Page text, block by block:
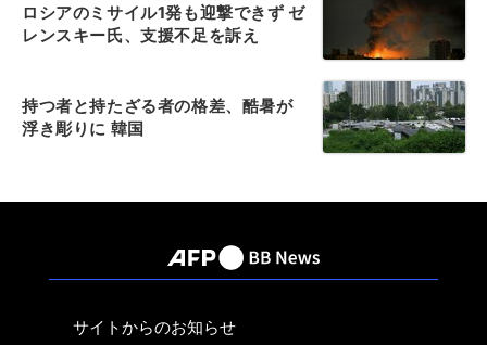
ロシアのミサイル1発も迎撃できず ゼ
レンスキー氏、支援不足を訴え
持つ者と持たざる者の格差、酷暑が
浮き彫りに 韓国
サイトからのお知らせ